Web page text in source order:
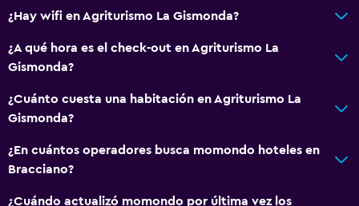
Vista al jardín
Estacionamiento y transporte
Traslado aeropuerto
Estacionamiento gratuito
Estacionamiento privado
¿Hay wifi en Agriturismo La Gismonda?
¿A qué hora es el check-out en Agriturismo La
Gismonda?
¿Cuánto cuesta una habitación en Agriturismo La
Gismonda?
¿En cuántos operadores busca momondo hoteles en
Bracciano?
¿Cuándo actualizó momondo por última vez los